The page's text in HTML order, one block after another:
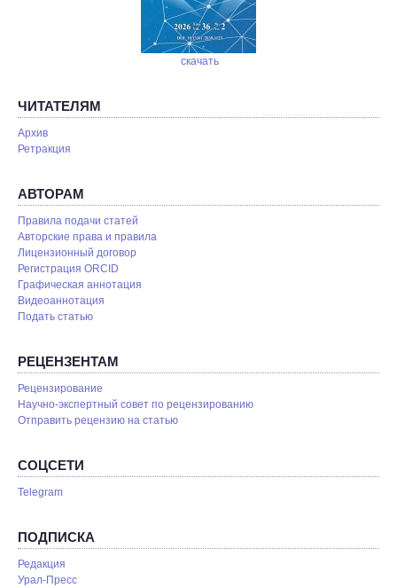
скачать
ЧИТАТЕЛЯМ
Архив
Ретракция
АВТОРАМ
Правила подачи статей
Авторские права и правила
Лицензионный договор
Регистрация ORCID
Графическая аннотация
Видеоаннотация
Подать статью
РЕЦЕНЗЕНТАМ
Рецензирование
Научно-экспертный совет по рецензированию
Отправить рецензию на статью
СОЦСЕТИ
Telegram
ПОДПИСКА
Редакция
Урал-Пресс